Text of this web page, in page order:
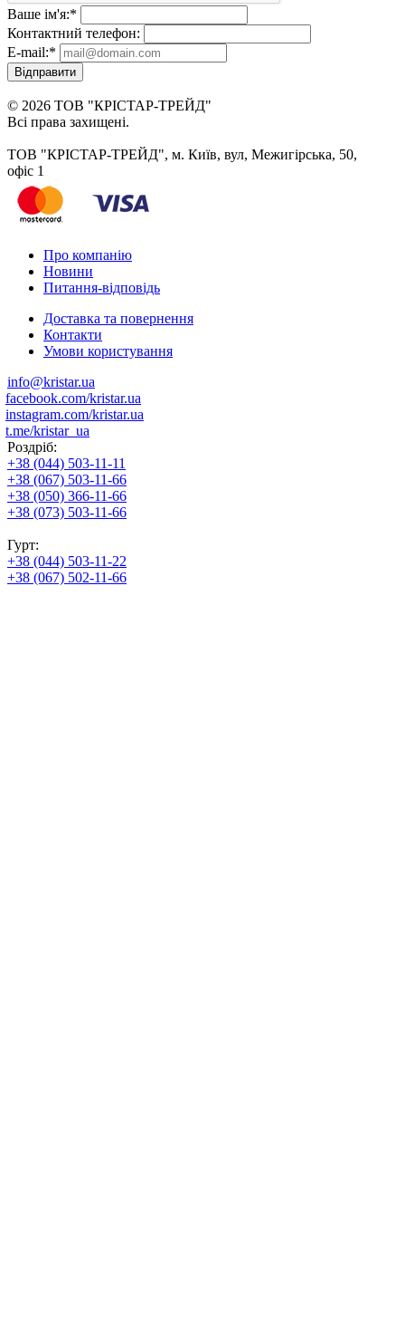
Ваше ім'я:*
Контактний телефон:
E-mail:*
Відправити
© 2026 ТОВ "КРІСТАР-ТРЕЙД"
Всі права захищені.
ТОВ "КРІСТАР-ТРЕЙД", м. Київ, вул, Межигірська, 50,
офіс 1
Про компанію
Новини
Питання-відповідь
Доставка та повернення
Контакти
Умови користування
info@kristar.ua
facebook.com/kristar.ua
instagram.com/kristar.ua
t.me/kristar_ua
Роздріб:
+38 (044) 503-11-11
+38 (067) 503-11-66
+38 (050) 366-11-66
+38 (073) 503-11-66
Гурт:
+38 (044) 503-11-22
+38 (067) 502-11-66